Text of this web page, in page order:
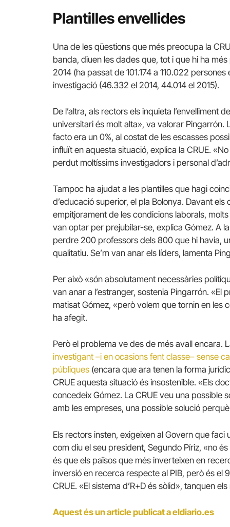
Plantilles envellides
Una de les qüestions que més preocupa la
banda, diuen les dades que, tot i que hi ha
2014 (ha passat de 101.174 a 110.022
investigació (46.332 el 2014, 44.014 el 2015).
De l’altra, als rectors els inquieta l’envelliment
universitari és molt alta», va valorar Pingarrón.
facto era un 0%, al costat de les escasses
influït en aquesta situació, explica la CRUE.
perdut moltíssims investigadors i personal
Tampoc ha ajudat a les plantilles que hagi
d’educació superior, el pla Bolonya. Davant els
empitjorament de les condicions laborals,
van optar per prejubilar-se, explica Gómez. A
perdre 200 professors dels 800 que hi havia,
qualitatiu. Se’m van anar els líders, lamenta
Per això «són absolutament necessàries
van anar a l’estranger, sostenia Pingarrón. «El
matisat Gómez, «però volem que tornin en les
ha afegit.
Però el problema ve des de més avall encara.
investigant –i en ocasions fent classe– sense
públiques (encara que ara tenen la forma
CRUE aquesta situació és insostenible. «Els
concedeix Gómez. La CRUE veu una possible
amb les empreses, una possible solució
Els rectors insten, exigeixen al Govern que
com diu el seu president, Segundo Píriz, «no
és que els països que més inverteixen en
inversió en recerca respecte al PIB, però és el
CRUE. «El sistema d’R+D és sòlid», tanquen
Aquest és un article publicat a eldiario.es